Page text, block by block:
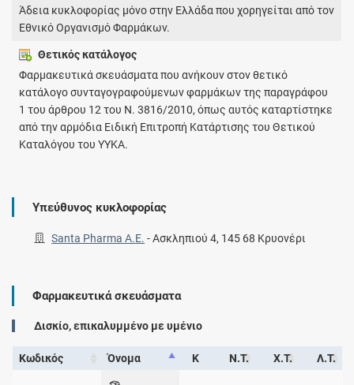
Άδεια κυκλοφορίας μόνο στην Ελλάδα που χορηγείται από τον
Εθνικό Οργανισμό Φαρμάκων.
Θετικός κατάλογος
Φαρμακευτικά σκευάσματα που ανήκουν στον θετικό
κατάλογο συνταγογραφούμενων φαρμάκων της παραγράφου
1 του άρθρου 12 του Ν. 3816/2010, όπως αυτός καταρτίστηκε
από την αρμόδια Ειδική Επιτροπή Κατάρτισης του Θετικού
Καταλόγου του ΥΥΚΑ.
Υπεύθυνος κυκλοφορίας
Santa Pharma A.E. -Ασκληπιού 4, 145 68 Κρυονέρι
Φαρμακευτικά σκευάσματα
Δισκίο, επικαλυμμένο με υμένιο
Κωδικός Όνομα Κ Ν.Τ. Χ.Τ. Λ.Τ.